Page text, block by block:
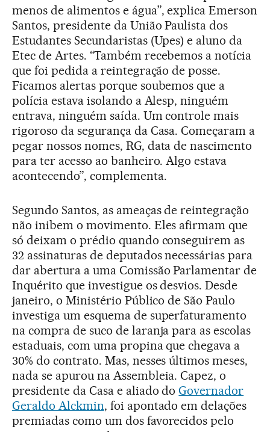
menos de alimentos e água”, explica Emerson
Santos, presidente da União Paulista dos
Estudantes Secundaristas (Upes) e aluno da
Etec de Artes. “Também recebemos a notícia
que foi pedida a reintegração de posse.
Ficamos alertas porque soubemos que a
polícia estava isolando a Alesp, ninguém
entrava, ninguém saída. Um controle mais
rigoroso da segurança da Casa. Começaram a
pegar nossos nomes, RG, data de nascimento
para ter acesso ao banheiro. Algo estava
acontecendo”, complementa.
Segundo Santos, as ameaças de reintegração
não inibem o movimento. Eles afirmam que
só deixam o prédio quando conseguirem as
32 assinaturas de deputados necessárias para
dar abertura a uma Comissão Parlamentar de
Inquérito que investigue os desvios. Desde
janeiro, o Ministério Público de São Paulo
investiga um esquema de superfaturamento
na compra de suco de laranja para as escolas
estaduais, com uma propina que chegava a
30% do contrato. Mas, nesses últimos meses,
nada se apurou na Assembleia. Capez, o
presidente da Casa e aliado doGovernador
Geraldo Alckmin, foi apontado em delações
premiadas como um dos favorecidos pelo